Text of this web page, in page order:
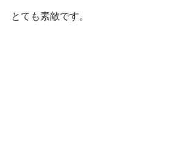
とても素敵です。